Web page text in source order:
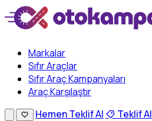
Markalar
Sıfır Araçlar
Sıfır Araç Kampanyaları
Araç Karşılaştır
Hemen Teklif Al
Teklif Al